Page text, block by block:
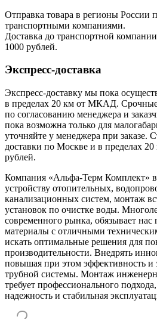
Отправка товара в регионы России
транспортными компаниями.
Доставка до транспортной
1000 рублей.
Экспресс-доставка
Экспресс-доставку мы пока
в пределах 20 км от МКАД. Срочные
по согласованию менеджера и
пока возможна только для
уточняйте у менеджера при заказе.
доставки по Москве и в пределах
рублей.
Компания «Альфа-Терм Комплект»
устройству отопительных,
канализационных систем, монтаж
установок по очистке воды.
современного рынка, обязывает
материалы с отличными
искать оптимальные решения для
производительности. Внедрять
повышая при этом эффективность и
трубной системы. Монтаж
требует профессионального
надежность и стабильная